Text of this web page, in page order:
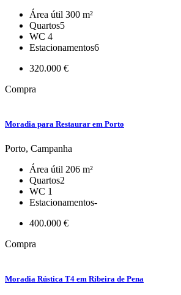
Área útil 300 m²
Quartos5
WC 4
Estacionamentos6
320.000 €
Compra
Moradia para Restaurar em Porto
Porto, Campanha
Área útil 206 m²
Quartos2
WC 1
Estacionamentos-
400.000 €
Compra
Moradia Rústica T4 em Ribeira de Pena